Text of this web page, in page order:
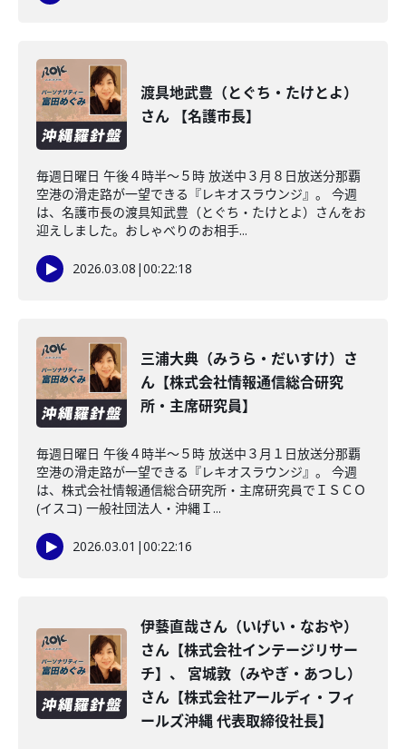
渡具地武豊（とぐち・たけとよ）
さん 【名護市長】
毎週日曜日 午後４時半～５時 放送中３月８日放送分那覇
空港の滑走路が一望できる『レキオスラウンジ』。 今週
は、名護市長の渡具知武豊（とぐち・たけとよ）さんをお
迎えしました。おしゃべりのお相手...
2026.03.08 |00:22:18
三浦大典（みうら・だいすけ）さ
ん【株式会社情報通信総合研究
所・主席研究員】
毎週日曜日 午後４時半～５時 放送中３月１日放送分那覇
空港の滑走路が一望できる『レキオスラウンジ』。 今週
は、株式会社情報通信総合研究所・主席研究員でＩＳＣＯ
(イスコ) 一般社団法人・沖縄Ｉ...
2026.03.01 |00:22:16
伊藝直哉さん（いげい・なおや）
さん【株式会社インテージリサー
チ】、 宮城敦（みやぎ・あつし）
さん【株式会社アールディ・フィ
ールズ沖縄 代表取締役社長】